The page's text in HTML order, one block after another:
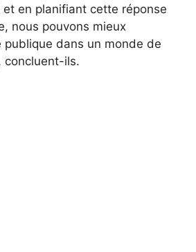
et en planifiant cette réponse
nous pouvons mieux
publique dans un monde de
concluent-ils.